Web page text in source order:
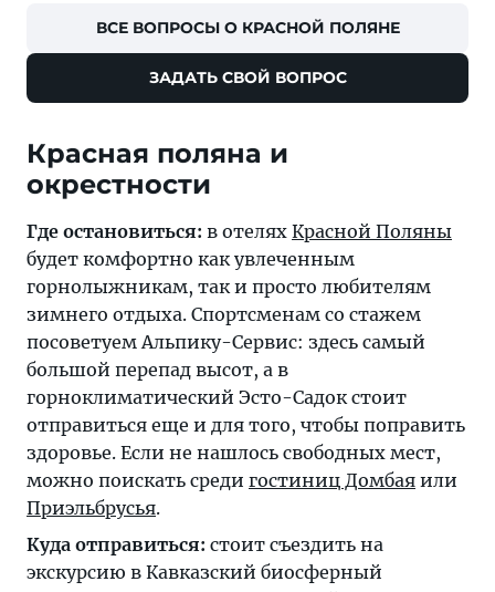
ВСЕ ВОПРОСЫ О КРАСНОЙ ПОЛЯНЕ
ЗАДАТЬ СВОЙ ВОПРОС
Красная поляна и
окрестности
Где остановиться: в отелях Красной Поляны
будет комфортно как увлеченным
горнолыжникам, так и просто любителям
зимнего отдыха. Спортсменам со стажем
посоветуем Альпику-Сервис: здесь самый
большой перепад высот, а в
горноклиматический Эсто-Садок стоит
отправиться еще и для того, чтобы поправить
здоровье. Если не нашлось свободных мест,
можно поискать среди гостиниц Домбая или
Приэльбрусья.
Куда отправиться: стоит съездить на
экскурсию в Кавказский биосферный